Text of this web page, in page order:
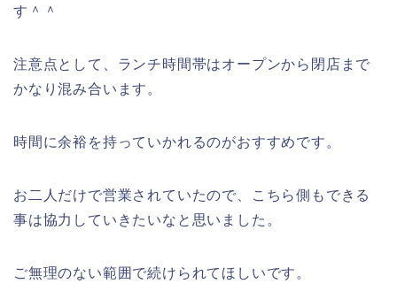
す＾＾
注意点として、ランチ時間帯はオープンから閉店まで
かなり混み合います。
時間に余裕を持っていかれるのがおすすめです。
お二人だけで営業されていたので、こちら側もできる
事は協力していきたいなと思いました。
ご無理のない範囲で続けられてほしいです。